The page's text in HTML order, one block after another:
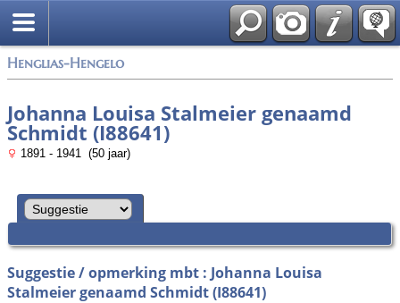
Henglias-Hengelo
Johanna Louisa Stalmeier genaamd
Schmidt (I88641)
1891 - 1941 (50 jaar)
Suggestie / opmerking mbt : Johanna Louisa
Stalmeier genaamd Schmidt (I88641)